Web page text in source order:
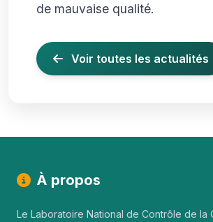
de mauvaise qualité.
Voir toutes les actualités
À propos
Le Laboratoire National de Contrôle de la